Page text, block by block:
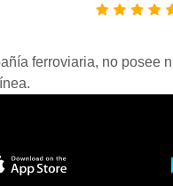
ferroviaria, no posee